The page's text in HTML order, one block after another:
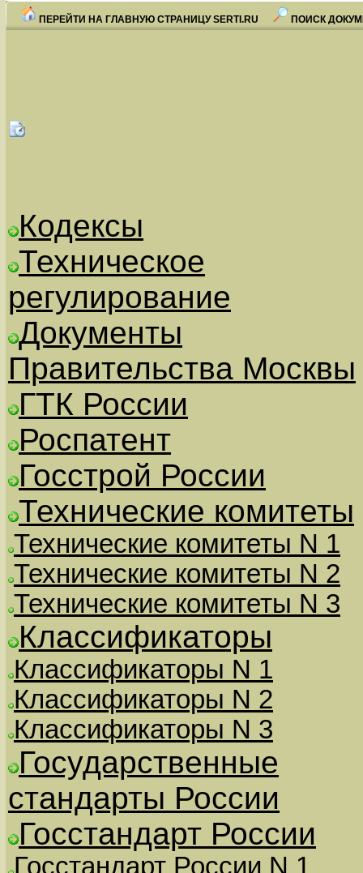
ПЕРЕЙТИ НА ГЛАВНУЮ СТРАНИЦУ SERTI.RU ПОИСК
Кодексы
Техническое
регулирование
Документы
Правительства Москвы
ГТК России
Роспатент
Госстрой России
Технические комитеты
Технические комитеты N 1
Технические комитеты N 2
Технические комитеты N 3
Классификаторы
Классификаторы N 1
Классификаторы N 2
Классификаторы N 3
Государственные
стандарты России
Госстандарт России
Госстандарт России N 1